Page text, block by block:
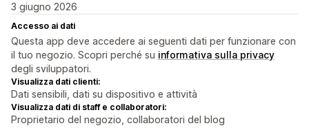
3 giugno 2026
Accesso ai dati
Questa app deve accedere ai seguenti dati per funzionare con
il tuo negozio. Scopri perché su informativa sulla privacy
degli sviluppatori.
Visualizza dati clienti:
Dati sensibili, dati su dispositivo e attività
Visualizza dati di staff e collaboratori:
Proprietario del negozio, collaboratori del blog